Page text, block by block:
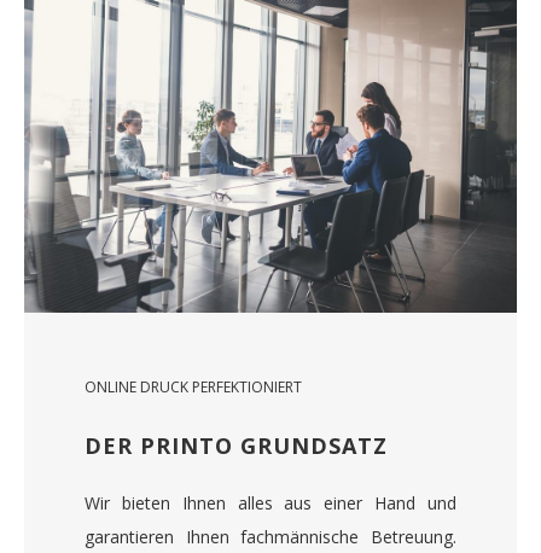
ONLINE DRUCK PERFEKTIONIERT
DER PRINTO GRUNDSATZ
Wir bieten Ihnen alles aus einer Hand und
garantieren Ihnen fachmännische Betreuung.